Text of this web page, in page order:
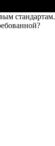
стандартам.